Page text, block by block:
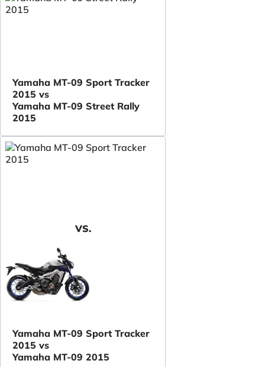
Yamaha MT-09 Sport Tracker
2015 vs
Yamaha MT-09 Street Rally
2015
VS.
Yamaha MT-09 Sport Tracker
2015 vs
Yamaha MT-09 2015